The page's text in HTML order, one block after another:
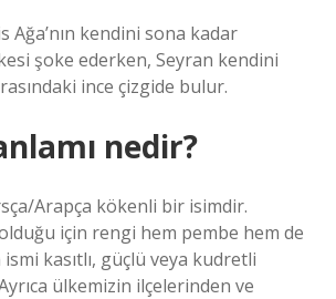
Ağa’nın kendini sona kadar
şoke ederken, Seyran kendini
ince çizgide bulur.
nedir?
Arapça kökenli bir isimdir.
için rengi hem pembe hem de
kasıtlı, güçlü veya kudretli
ülkemizin ilçelerinden ve